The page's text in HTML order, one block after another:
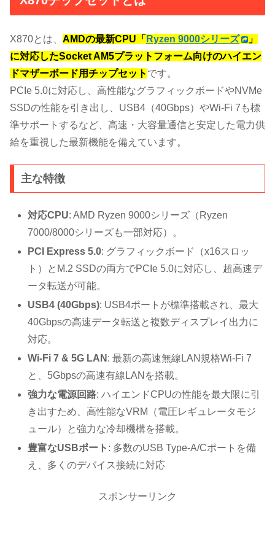
X870とは、 AMDの最新CPU「 Ryzen 9000シリーズ
」
に対応したSocket AM5プラットフォーム向けのハイエン
ドマザーボード用チップセット です。
PCIe 5.0に対応し、高性能なグラフィックボードやNVMe
SSDの性能を引き出し、USB4（40Gbps）やWi-Fi 7も標
準サポートするなど、高速・大容量通信と安定した電力供
給を重視した最新機能を備えています。
主な特徴
対応CPU: AMD Ryzen 9000シリーズ（Ryzen
7000/8000シリーズも一部対応）。
PCI Express 5.0: グラフィックボード（x16スロッ
ト）とM.2 SSDの両方でPCIe 5.0に対応し、超高速デ
ータ転送が可能。
USB4 (40Gbps): USB4ポートが標準搭載され、最大
40Gbpsの高速データ転送と複数ディスプレイ出力に
対応。
Wi-Fi 7 & 5G LAN : 最新の高速無線LAN規格Wi-Fi 7
と、5Gbpsの高速有線LANを搭載。
強力な電源回路: ハイエンドCPUの性能を最大限に引
き出すため、高性能なVRM（電圧レギュレータモジ
ュール）と強力な冷却機構を搭載。
豊富なUSBポート : 多数のUSB Type-A/Cポートを備
え、多くのデバイス接続に対応
スポンサーリンク